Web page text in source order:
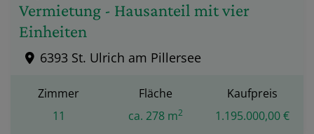
Vermietung - Hausanteil mit vier
Einheiten
6393 St. Ulrich am Pillersee
Zimmer
11
Fläche
ca. 278 m2
Kaufpreis
1.195.000,00 €